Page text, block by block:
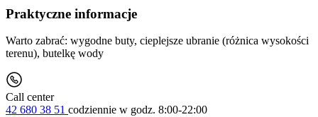
Praktyczne informacje
Warto zabrać: wygodne buty, cieplejsze ubranie (różnica wysokości
terenu), butelkę wody
Call center
42 680 38 51 codziennie w godz. 8:00-22:00